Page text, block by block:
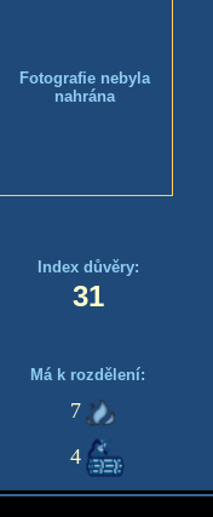
Fotografie nebyla
nahrána
Index důvěry:
31
Má k rozdělení:
7
4